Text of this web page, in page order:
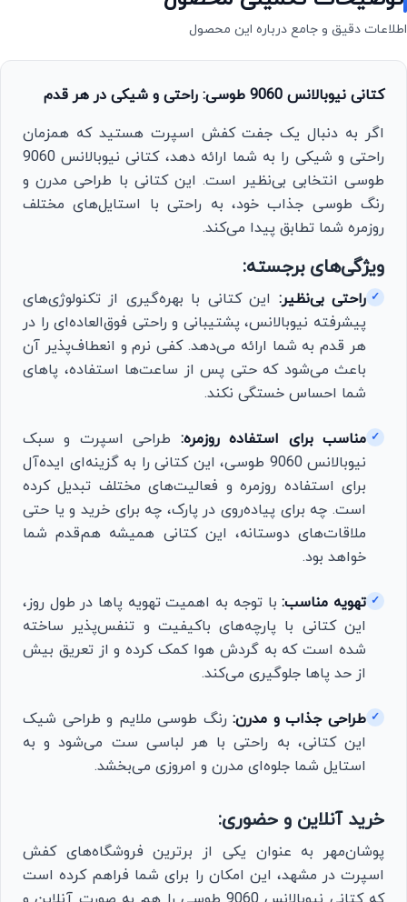
اطلاعات دقیق و جامع درباره این محصول
کتانی نیوبالانس 9060 طوسی: راحتی و شیکی در هر قدم
اگر به دنبال یک جفت کفش اسپرت هستید که همزمان
راحتی و شیکی را به شما ارائه دهد، کتانی نیوبالانس 9060
طوسی انتخابی بی‌نظیر است. این کتانی با طراحی مدرن و
رنگ طوسی جذاب خود، به راحتی با استایل‌های مختلف
روزمره شما تطابق پیدا می‌کند.
ویژگی‌های برجسته:
✓ راحتی بی‌نظیر: این کتانی با بهره‌گیری از تکنولوژی‌های
پیشرفته نیوبالانس، پشتیبانی و راحتی فوق‌العاده‌ای را در
هر قدم به شما ارائه می‌دهد. کفی نرم و انعطاف‌پذیر آن
باعث می‌شود که حتی پس از ساعت‌ها استفاده، پاهای
شما احساس خستگی نکند.
✓ مناسب برای استفاده روزمره: طراحی اسپرت و سبک
نیوبالانس 9060 طوسی، این کتانی را به گزینه‌ای ایده‌آل
برای استفاده روزمره و فعالیت‌های مختلف تبدیل کرده
است. چه برای پیاده‌روی در پارک، چه برای خرید و یا حتی
ملاقات‌های دوستانه، این کتانی همیشه هم‌قدم شما
خواهد بود.
✓ تهویه مناسب:با توجه به اهمیت تهویه پاها در طول روز،
این کتانی با پارچه‌های باکیفیت و تنفس‌پذیر ساخته
شده است که به گردش هوا کمک کرده و از تعریق بیش
از حد پاها جلوگیری می‌کند.
✓ طراحی جذاب و مدرن:رنگ طوسی ملایم و طراحی شیک
این کتانی، به راحتی با هر لباسی ست می‌شود و به
استایل شما جلوه‌ای مدرن و امروزی می‌بخشد.
خرید آنلاین و حضوری:
پوشان‌مهر به عنوان یکی از برترین فروشگاه‌های کفش
اسپرت در مشهد، این امکان را برای شما فراهم کرده است